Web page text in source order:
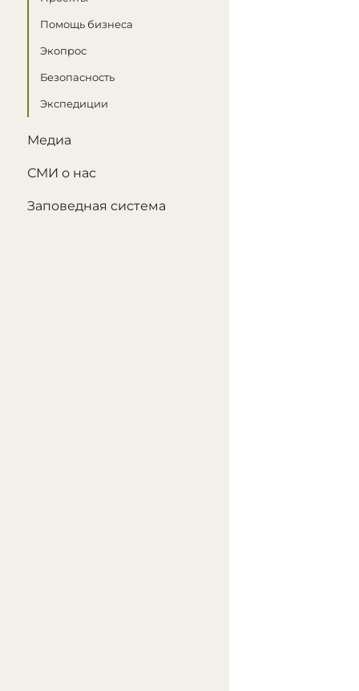
Помощь бизнеса
Экопрос
Безопасность
Экспедиции
Медиа
СМИ о нас
Заповедная система